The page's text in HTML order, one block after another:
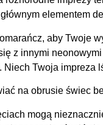
elementem
aby Twoje
z innymi
Twoja impreza
na obrusie świec
mogą